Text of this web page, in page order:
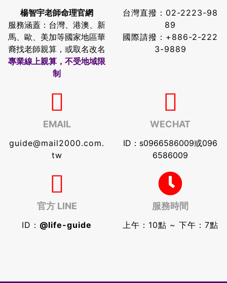
楊智宇老師命理官網
服務涵蓋：台灣、港澳、新
馬、歐、美加等國家地區華
裔找老師親算，或取名改名
專業線上親算，不受地域限
制
台灣直撥： 02-2223-98
89
國際請撥： +886-2-222
3-9889
EMAIL
guide@mail2000.com.
tw
WECHAT
ID：s0966586009或096
6586009
官方 LINE
ID： @life-guide
服務時間
上午：10點 ~ 下午：7點